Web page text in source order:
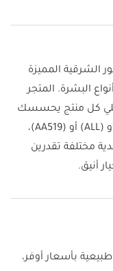
الشرقية المميزة
البشرة. المتجر
يخلي كل منتج يحسسك
إنك تستثمرين بجمالك. ومع الكود (KSB) أو (ALL) أو (AA519)،
مختلفة تقدرين
أنيق.
بأسعار أوفر،